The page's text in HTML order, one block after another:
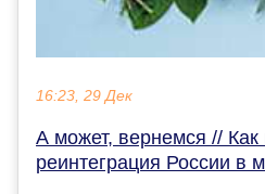
16:23, 29 Дек
А может, вернемся //
реинтеграция России в